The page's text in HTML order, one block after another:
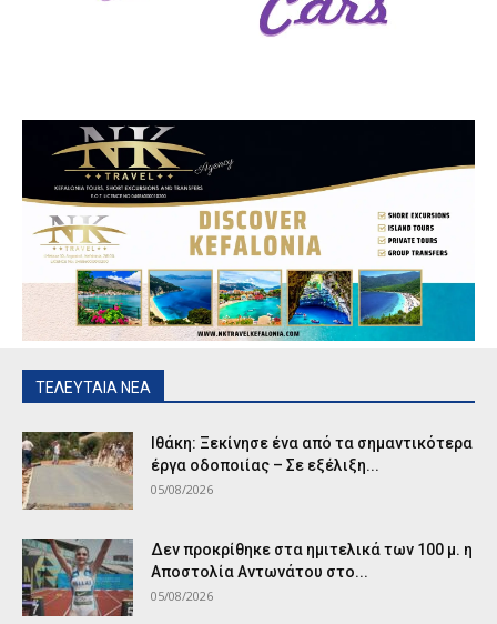
ΤΕΛΕΥΤΑΙΑ ΝΕΑ
Ιθάκη: Ξεκίνησε ένα από τα σημαντικότερα
έργα οδοποιίας – Σε εξέλιξη...
05/08/2026
Δεν προκρίθηκε στα ημιτελικά των 100 μ. η
Αποστολία Αντωνάτου στο...
05/08/2026